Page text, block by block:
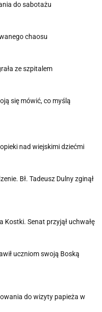
do sabotażu
chaosu
ze szpitalem
się mówić, co myślą
nad wiejskimi dziećmi
Bł. Tadeusz Dulny zginął
Kostki. Senat przyjął uchwałę
uczniom swoją Boską
do wizyty papieża w